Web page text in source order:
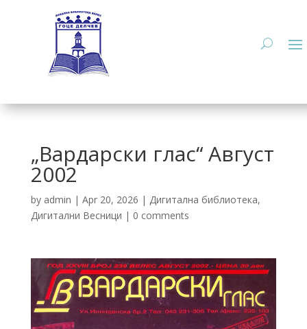
„Вардарски глас“ Август
2002
by admin | Apr 20, 2026 | Дигитална библиотека,
Дигитални Весници | 0 comments